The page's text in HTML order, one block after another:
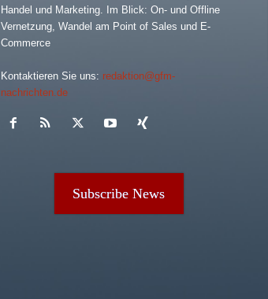
Handel und Marketing. Im Blick: On- und Offline
Vernetzung, Wandel am Point of Sales und E-
Commerce
Kontaktieren Sie uns: redaktion@gfm-
nachrichten.de
Subscribe News